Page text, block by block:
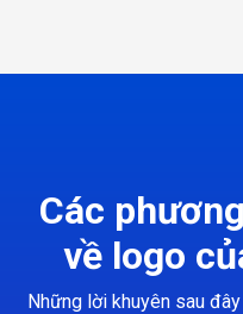
Các
về logo
Những lời khuyên sau